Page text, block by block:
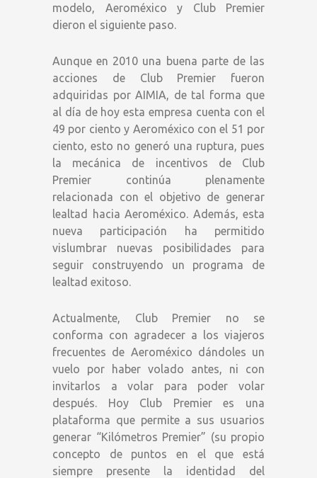
modelo, Aeroméxico y Club Premier
dieron el siguiente paso.
Aunque en 2010 una buena parte de las
acciones de Club Premier fueron
adquiridas por AIMIA, de tal forma que
al día de hoy esta empresa cuenta con el
49 por ciento y Aeroméxico con el 51 por
ciento, esto no generó una ruptura, pues
la mecánica de incentivos de Club
Premier continúa plenamente
relacionada con el objetivo de generar
lealtad hacia Aeroméxico. Además, esta
nueva participación ha permitido
vislumbrar nuevas posibilidades para
seguir construyendo un programa de
lealtad exitoso.
Actualmente, Club Premier no se
conforma con agradecer a los viajeros
frecuentes de Aeroméxico dándoles un
vuelo por haber volado antes, ni con
invitarlos a volar para poder volar
después. Hoy Club Premier es una
plataforma que permite a sus usuarios
generar “Kilómetros Premier” (su propio
concepto de puntos en el que está
siempre presente la identidad del